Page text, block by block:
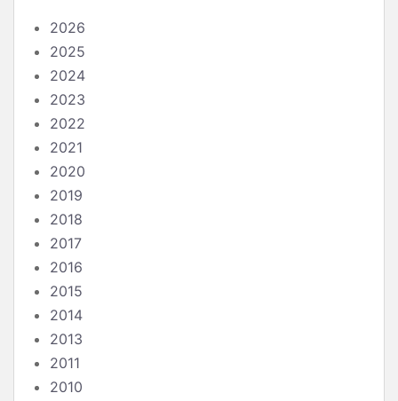
2026
2025
2024
2023
2022
2021
2020
2019
2018
2017
2016
2015
2014
2013
2011
2010